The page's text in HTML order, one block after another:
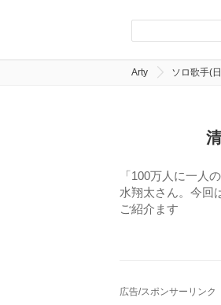
Arty ソロ歌手(
「100万人に一人
水翔太さん。今回
ご紹介ます
広告/スポンサーリンク